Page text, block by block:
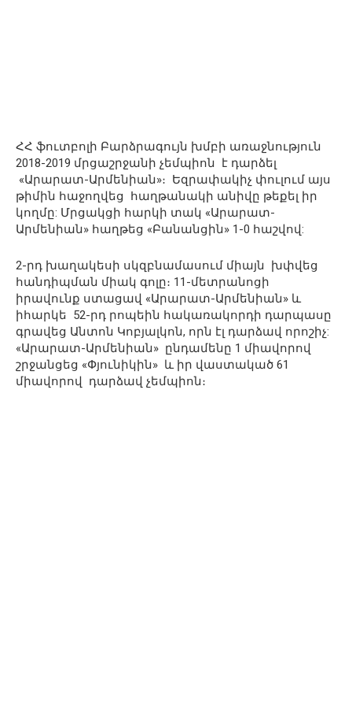
ՀՀ ֆուտբոլի Բարձրագույն խմբի առաջնություն
2018-2019 մրցաշրջանի չեմպիոն է դարձել
«Արարատ-Արմենիան»։ Եզրափակիչ փուլում այս
թիմին հաջողվեց հաղթանակի անիվը թեքել իր
կողմը: Մրցակցի հարկի տակ «Արարատ-
Արմենիան» հաղթեց «Բանանցին» 1-0 հաշվով:
2-րդ խաղակեսի սկզբնամասում միայն խփվեց
հանդիպման միակ գոլը։ 11-մետրանոցի
իրավունք ստացավ «Արարատ-Արմենիան» և
իհարկե 52-րդ րոպեին հակառակորդի դարպասը
գրավեց Անտոն Կոբյալկոն, որն էլ դարձավ որոշիչ:
«Արարատ-Արմենիան» ընդամենը 1 միավորով
շրջանցեց «Փյունիկին» և իր վաստակած 61
միավորով դարձավ չեմպիոն։